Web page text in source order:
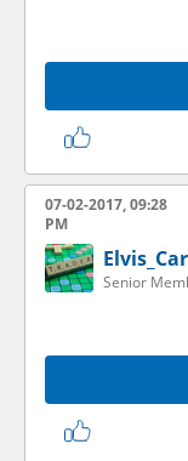
07-02-2017, 09:28
PM
Senior